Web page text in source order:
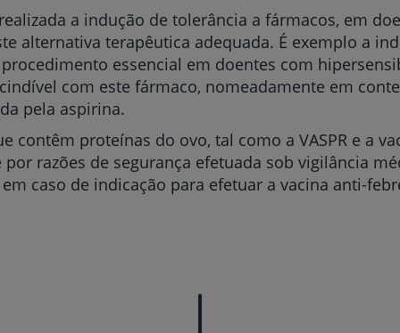
a indução de tolerância a fármacos, em
alternativa terapêutica adequada. É exemplo a
essencial em doentes com
com este fármaco, nomeadamente em
pela aspirina.
contêm proteínas do ovo, tal como a VASPR e a
razões de segurança efetuada sob vigilância
caso de indicação para efetuar a vacina anti-